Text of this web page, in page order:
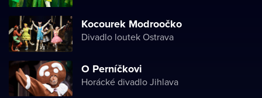
Kocourek Modroočko
Divadlo loutek Ostrava
O Perníčkovi
Horácké divadlo Jihlava